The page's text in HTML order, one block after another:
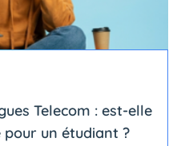
Telecom : est-elle
un étudiant ?